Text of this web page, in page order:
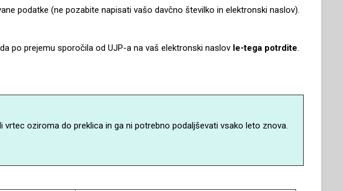
podatke (ne pozabite napisati vašo davčno številko in elektronski naslov).
po prejemu sporočila od UJP-a na vaš elektronski naslov le-tega potrdite.
oziroma do preklica in ga ni potrebno podaljševati vsako leto znova.